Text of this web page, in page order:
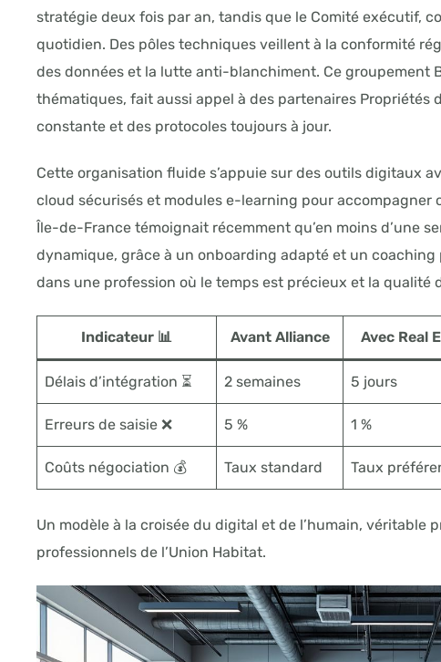
stratégie deux fois par an, tandis que le Comité exécutif,
quotidien. Des pôles techniques veillent à la conformité
des données et la lutte anti-blanchiment. Ce groupement
thématiques, fait aussi appel à des partenaires Propriétés
constante et des protocoles toujours à jour.
Cette organisation fluide s’appuie sur des outils digitaux
cloud sécurisés et modules e-learning pour accompagner
Île-de-France témoignait récemment qu’en moins d’une
dynamique, grâce à un onboarding adapté et un
dans une profession où le temps est précieux et la qualité
Indicateur 📊 Avant Alliance Avec Real
Délais d’intégration ⏳ 2 semaines 5 jours
Erreurs de saisie ❌ 5 % 1 %
Coûts négociation 💰 Taux standard Taux
Un modèle à la croisée du digital et de l’humain, véritable
professionnels de l’Union Habitat.